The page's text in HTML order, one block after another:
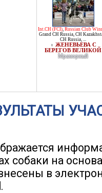
Int.CH (FCI), Russian Club
Grand CH Russia, CH
CH Russia, ...
♀ ЖЕНЕВЬЕВА С
БЕРЕГОВ ВЕЛИКОЙ
Мраморный
собаки на
в
.